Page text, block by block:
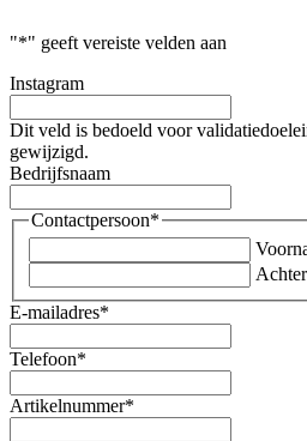
"*" geeft vereiste velden aan
Instagram
Dit veld is bedoeld voor
gewijzigd.
Bedrijfsnaam
Contactpersoon*
E-mailadres*
Telefoon*
Artikelnummer*